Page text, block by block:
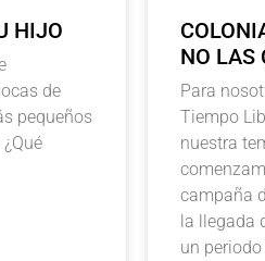
HIJO
de
pequeños
NO LAS
Para
Tiempo
nuestra
campaña
la llegada
un